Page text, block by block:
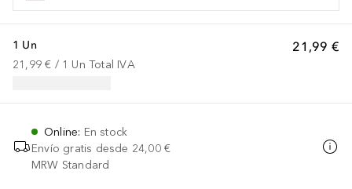
21,99 €
1 Un
21,99 € / 1 Un Total IVA
Online: En stock
Envío gratis desde 24,00 €
MRW Standard